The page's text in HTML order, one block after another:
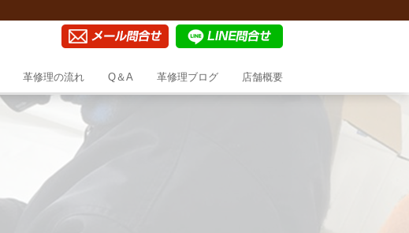
革修理の流れ Q＆A 革修理ブログ 店舗概要